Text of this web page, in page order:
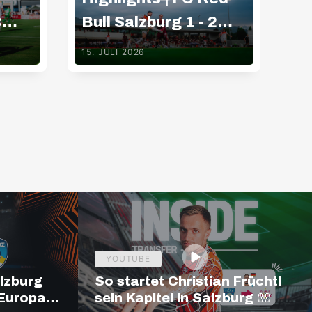
Bull Salzburg 1 - 2
Basaksehir FK
15. JULI 2026
YOUTUBE
So startet Christian Früchtl
sein Kapitel in Salzburg 🧤